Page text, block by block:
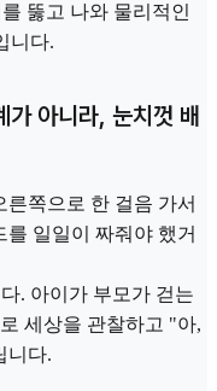
뚫고 나와 물리적인
니다.
아니라, 눈치껏 배
쪽으로 한 걸음 가서
일일이 짜줘야 했거
. 아이가 부모가 걷는
세상을 관찰하고 "아,
니다.